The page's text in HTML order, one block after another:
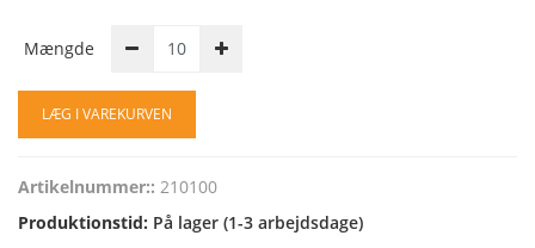
Mængde
LÆG I VAREKURVEN
Artikelnummer:: 210100
Produktionstid: På lager (1-3 arbejdsdage)